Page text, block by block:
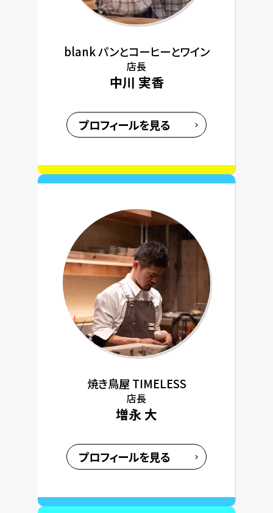
blank パンとコーヒーとワイン
店長
中川 実香
プロフィールを見る
焼き鳥屋 TIMELESS
店長
増永 大
プロフィールを見る